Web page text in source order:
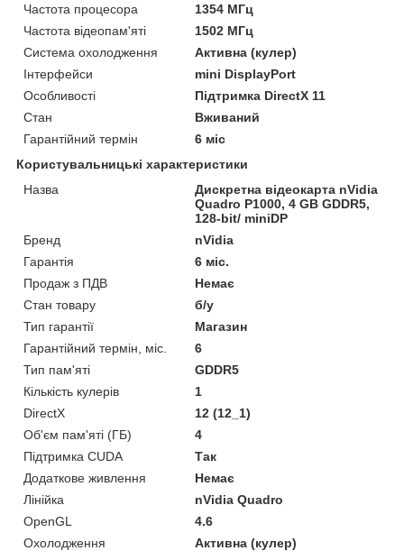
Частота процесора
1354 МГц
Частота відеопам'яті
1502 МГц
Система охолодження
Активна (кулер)
Інтерфейси
mini DisplayPort
Особливості
Підтримка DirectX 11
Стан
Вживаний
Гарантійний термін
6 міс
Користувальницькі характеристики
Назва
Дискретна відеокарта nVidia
Quadro P1000, 4 GB GDDR5,
128-bit/ miniDP
Бренд
nVidia
Гарантія
6 міс.
Продаж з ПДВ
Немає
Стан товару
б/у
Тип гарантії
Магазин
Гарантійний термін, міс.
6
Тип пам'яті
GDDR5
Кількість кулерів
1
DirectX
12 (12_1)
Об'єм пам'яті (ГБ)
4
Підтримка CUDA
Так
Додаткове живлення
Немає
Лінійка
nVidia Quadro
OpenGL
4.6
Охолодження
Активна (кулер)